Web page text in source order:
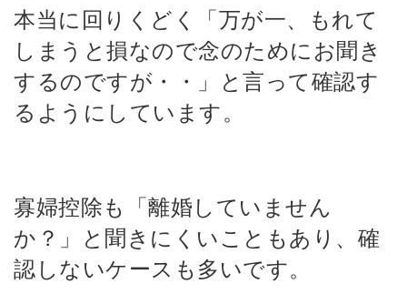
本当に回りくどく「万が一、もれて
しまうと損なので念のためにお聞き
するのですが・・」と言って確認す
るようにしています。
寡婦控除も「離婚していません
か？」と聞きにくいこともあり、確
認しないケースも多いです。